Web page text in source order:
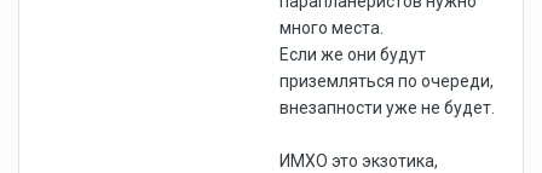
много места.
Если же они будут
приземляться по очереди,
внезапности уже не будет.
ИМХО это экзотика,